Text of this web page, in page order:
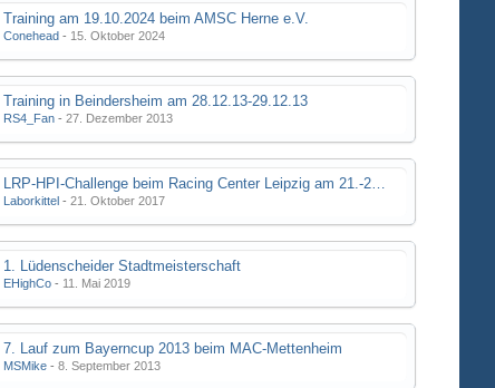
Training am 19.10.2024 beim AMSC Herne e.V.
Conehead- 15. Oktober 2024
Training in Beindersheim am 28.12.13-29.12.13
RS4_Fan- 27. Dezember 2013
LRP-HPI-Challenge beim Racing Center Leipzig am 21.-22.10.17
Laborkittel- 21. Oktober 2017
1. Lüdenscheider Stadtmeisterschaft
EHighCo- 11. Mai 2019
7. Lauf zum Bayerncup 2013 beim MAC-Mettenheim
MSMike- 8. September 2013